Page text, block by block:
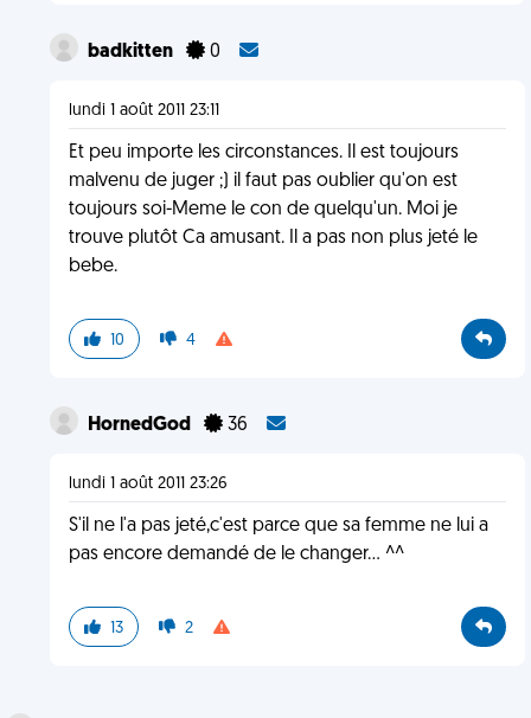
badkitten 0
lundi 1 août 2011 23:11
Et peu importe les circonstances. Il est toujours
malvenu de juger ;) il faut pas oublier qu'on est
toujours soi-Meme le con de quelqu'un. Moi je
trouve plutôt Ca amusant. Il a pas non plus jeté le
bebe.
10 4
HornedGod 36
lundi 1 août 2011 23:26
S'il ne l'a pas jeté,c'est parce que sa femme ne lui a
pas encore demandé de le changer... ^^
13 2